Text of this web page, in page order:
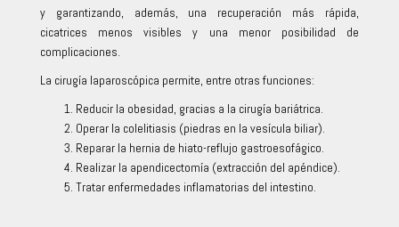
y garantizando, además, una recuperación más rápida,
cicatrices menos visibles y una menor posibilidad de
complicaciones.
La cirugía laparoscópica permite, entre otras funciones:
Reducir la obesidad, gracias a la cirugía bariátrica.
Operar la colelitiasis (piedras en la vesícula biliar).
Reparar la hernia de hiato-reflujo gastroesofágico.
Realizar la apendicectomía (extracción del apéndice).
Tratar enfermedades inflamatorias del intestino.